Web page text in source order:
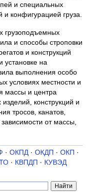
и специальных
и конфигурацией груза.
грузоподъемных
и способы строповки
и конструкций
установке на
выполнения особо
условиях местности и
массы и центра
конструкций и
тросов, канатов,
от массы,
· ОКПД· ОКДП · ОКП ·
· КВПДП · КУВЭД